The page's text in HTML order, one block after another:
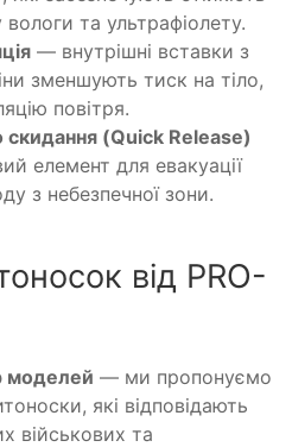
та ультрафіолету.
— внутрішні вставки з
зменшують тиск на тіло,
повітря.
(Quick Release)
елемент для евакуації
з небезпечної зони.
від PRO-
моделей — ми пропонуємо
які відповідають
військових та